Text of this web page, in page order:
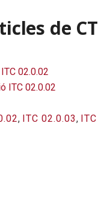
de
02.0.02
ITC 02.0.02
, ITC 02.0.03,